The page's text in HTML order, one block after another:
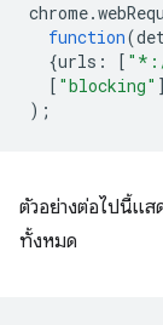
chrome.
function(
{urls : [
[ "blocking" ]
);
ตัวอย่างต่อไปนี้แ
ทั้งหมด